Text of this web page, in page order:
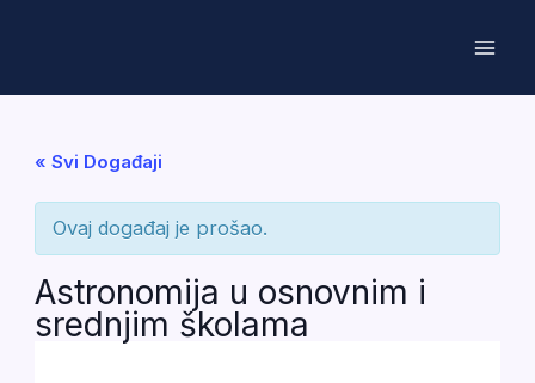
« Svi Događaji
Ovaj događaj je prošao.
Astronomija u osnovnim i
srednjim školama